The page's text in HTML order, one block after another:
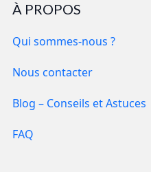
À PROPOS
Qui sommes-nous ?
Nous contacter
Blog – Conseils et Astuces
FAQ